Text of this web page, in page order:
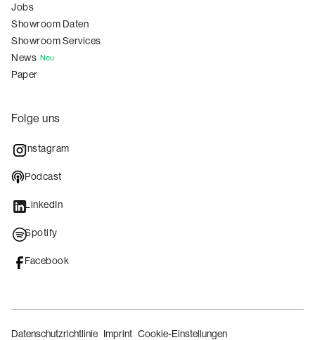
Jobs
Showroom Daten
Showroom Services
News Neu
Paper
Folge uns
Instagram
Podcast
LinkedIn
Spotify
Facebook
Datenschutzrichtlinie Imprint Cookie-Einstellungen